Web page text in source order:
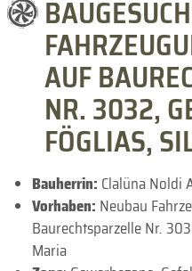
AUF
NR. 3032,
FÖGLIAS,
Bauherrin: Clalüna Noldi
Vorhaben: Neubau
Baurechtsparzelle Nr.
Maria